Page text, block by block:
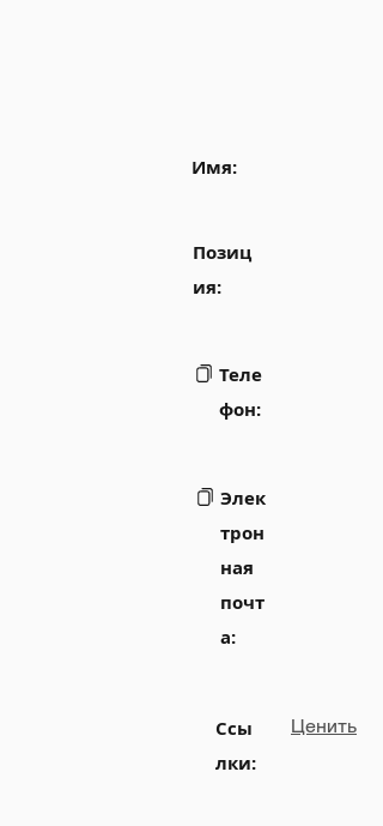
Имя:
Позиц
ия:
Теле
фон:
Элек
трон
ная
почт
а:
Ссы
лки:
Ценить